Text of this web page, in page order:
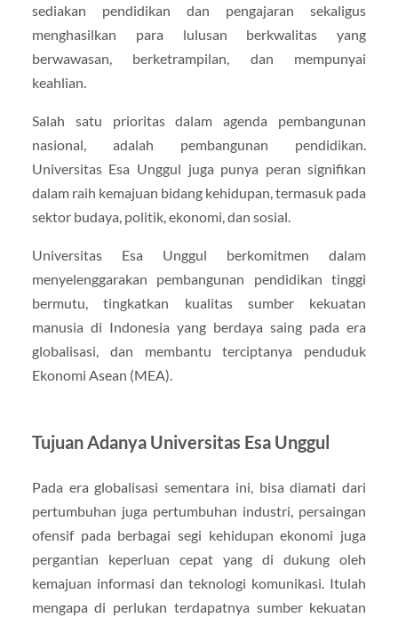
sediakan pendidikan dan pengajaran sekaligus
menghasilkan para lulusan berkwalitas yang
berwawasan, berketrampilan, dan mempunyai
keahlian.
Salah satu prioritas dalam agenda pembangunan
nasional, adalah pembangunan pendidikan.
Universitas Esa Unggul juga punya peran signifikan
dalam raih kemajuan bidang kehidupan, termasuk pada
sektor budaya, politik, ekonomi, dan sosial.
Universitas Esa Unggul berkomitmen dalam
menyelenggarakan pembangunan pendidikan tinggi
bermutu, tingkatkan kualitas sumber kekuatan
manusia di Indonesia yang berdaya saing pada era
globalisasi, dan membantu terciptanya penduduk
Ekonomi Asean (MEA).
Tujuan Adanya Universitas Esa Unggul
Pada era globalisasi sementara ini, bisa diamati dari
pertumbuhan juga pertumbuhan industri, persaingan
ofensif pada berbagai segi kehidupan ekonomi juga
pergantian keperluan cepat yang di dukung oleh
kemajuan informasi dan teknologi komunikasi. Itulah
mengapa di perlukan terdapatnya sumber kekuatan